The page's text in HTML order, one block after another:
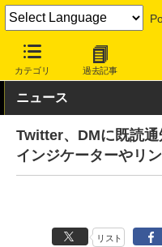
カテゴリ 過去記事
INTERNET Watch サービス/
ニュース
Twitter、DMに既読
インジケーターやリ
リスト